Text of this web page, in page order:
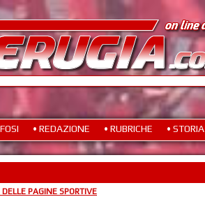
• REDAZIONE • RUBRICHE • STORIA
PAGINE SPORTIVE